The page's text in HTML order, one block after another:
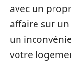
avec un
affaire sur
un
votre